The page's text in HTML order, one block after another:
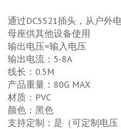
通过DC5521插头，从户外
母座供其他设备使用
输出电压=输入电压
输出电流：5-8A
线长：0.5M
产品重量：80G MAX
材质：PVC
颜色：黑色
支持定制：是（可定制电压